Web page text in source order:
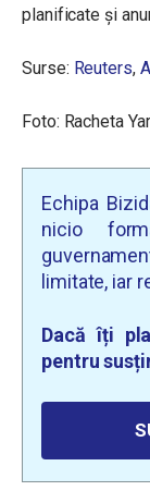
planificate și
Surse: Reuters,
Foto: Racheta
Echipa
nicio
limitate, iar
Dacă îți
pentru